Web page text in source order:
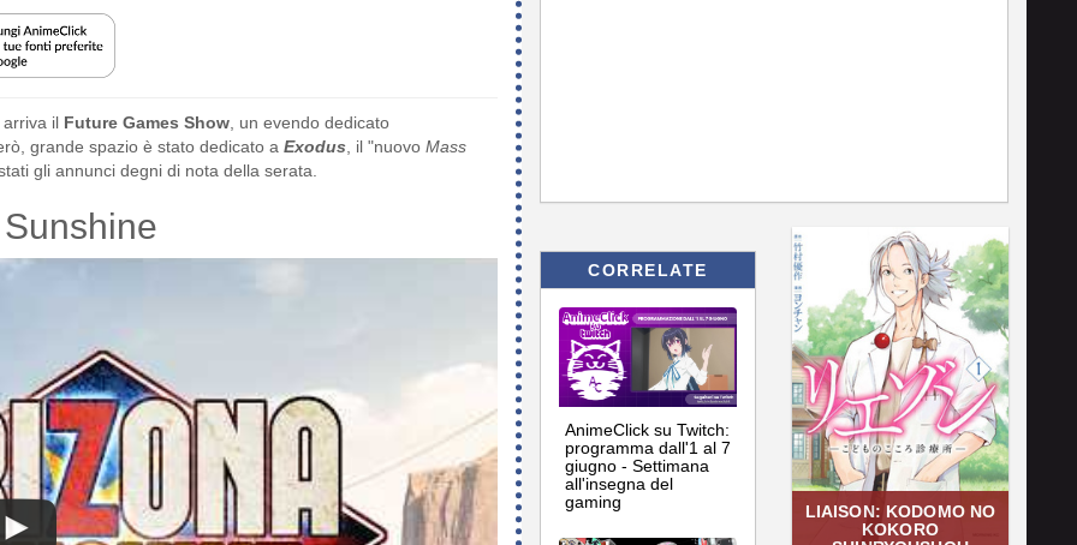
il Future Games Show , un evendo dedicato
grande spazio è stato dedicato a Exodus , il "nuovo Mass
gli annunci degni di nota della serata.
CORRELATE
AnimeClick su Twitch:
programma dall'1 al 7
giugno - Settimana
all'insegna del
gaming
LIAISON: KODOMO NO
KOKORO